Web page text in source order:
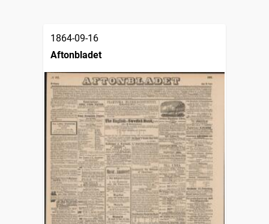
1864-09-16
Aftonbladet